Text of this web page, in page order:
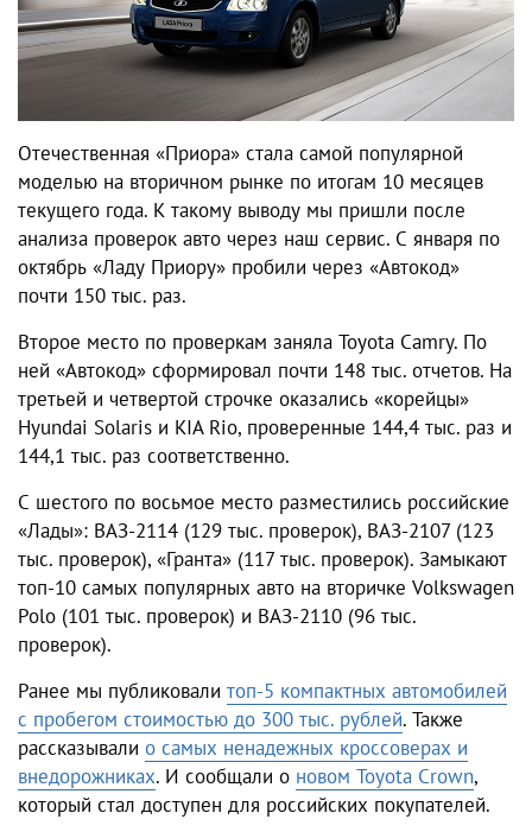
Отечественная «Приора» стала самой популярной
моделью на вторичном рынке по итогам 10 месяцев
текущего года. К такому выводу мы пришли после
анализа проверок авто через наш сервис. С января по
октябрь «Ладу Приору» пробили через «Автокод»
почти 150 тыс. раз.
Второе место по проверкам заняла Toyota Camry. По
ней «Автокод» сформировал почти 148 тыс. отчетов. На
третьей и четвертой строчке оказались «корейцы»
Hyundai Solaris и KIA Rio, проверенные 144,4 тыс. раз и
144,1 тыс. раз соответственно.
С шестого по восьмое место разместились российские
«Лады»: ВАЗ-2114 (129 тыс. проверок), ВАЗ-2107 (123
тыс. проверок), «Гранта» (117 тыс. проверок). Замыкают
топ-10 самых популярных авто на вторичке Volkswagen
Polo (101 тыс. проверок) и ВАЗ-2110 (96 тыс.
проверок).
Ранее мы публиковали топ-5 компактных автомобилей
с пробегом стоимостью до 300 тыс. рублей. Также
рассказывали о самых ненадежных кроссоверах и
внедорожниках. И сообщали о новом Toyota Crown,
который стал доступен для российских покупателей.